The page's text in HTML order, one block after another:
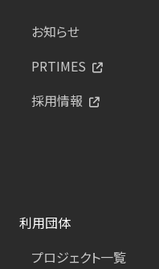
お知らせ
PRTIMES
採用情報
利用団体
プロジェクト一覧